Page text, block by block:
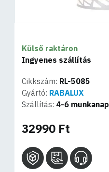
Külső raktáron
Ingyenes szállítás
Cikkszám: RL-5085
Gyártó: RABALUX
Szállítás: 4-6 munkanap
32990 Ft